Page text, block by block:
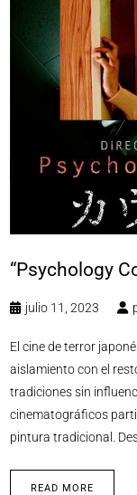
“Psychology
julio 11, 2023
El cine de terror
aislamiento con el
tradiciones sin
cinematográficos
pintura tradicional.
READ MORE